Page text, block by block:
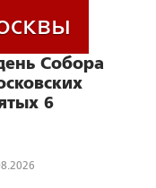
Собора
6